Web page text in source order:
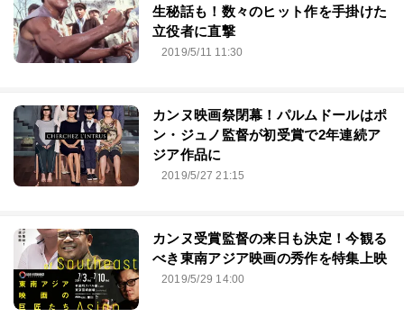
生秘話も！数々のヒット作を手掛けた
立役者に直撃
2019/5/11 11:30
カンヌ映画祭閉幕！パルムドールはポ
ン・ジュノ監督が初受賞で2年連続ア
ジア作品に
2019/5/27 21:15
カンヌ受賞監督の来日も決定！今観る
べき東南アジア映画の秀作を特集上映
2019/5/29 14:00